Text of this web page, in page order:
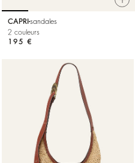
CAPRI sandales
2 couleurs
195 €